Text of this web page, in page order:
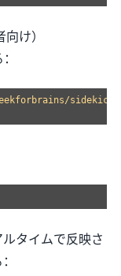
け）
タイムで反映さ